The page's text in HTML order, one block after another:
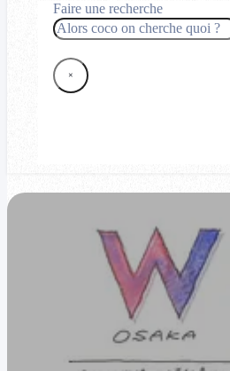
Faire une recherche
Rechercher
×